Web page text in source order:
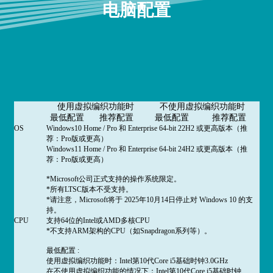
电脑配置
使用虚拟编织功能时
不使用虚拟编织功能时
最低配置
推荐配置 最低配置 推荐配置
OS
Windows10 Home / Pro 和 Enterprise 64-bit 22H2 或更高版本（推
荐：Pro版或更高）
Windows11 Home / Pro 和 Enterprise 64-bit 24H2 或更高版本（推
荐：Pro版或更高）
*Microsoft公司正式支持的操作系统限定。
*所有LTSC版本不受支持。
*请注意，Microsoft将于 2025年10月14日停止对 Windows 10 的支
持。
CPU
支持64位的Intel或AMD多核CPU
*不支持ARM架构的CPU（如Snapdragon系列等）。
最低配置 :
使用虚拟编织功能时：Intel第10代Core i5基础时钟3.0GHz
在不使用虚拟编织功能的情况下：Intel第10代Core i5基础时钟